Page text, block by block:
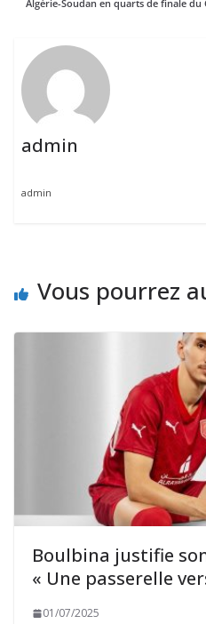
Algérie-Soudan en quarts de finale
admin
admin
Vous pourrez
Boulbina justifie
« Une passerelle
01/07/2025